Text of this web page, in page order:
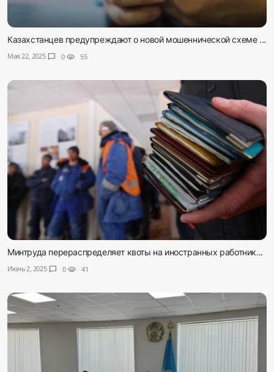
Казахстанцев предупреждают о новой мошеннической схеме ...
Мая 22, 2025 chat_bubble 0 visibility 55
Минтруда перераспределяет квоты на иностранных работник...
Июнь 2, 2025 chat_bubble 0 visibility 41